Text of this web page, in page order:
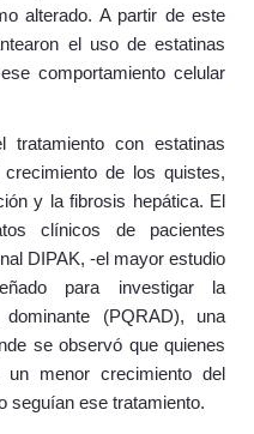
alterado. A partir de este
el uso de estatinas
comportamiento celular
tratamiento con estatinas
de los quistes,
y la fibrosis hepática. El
clínicos de pacientes
DIPAK, -el mayor estudio
para investigar la
(PQRAD), una
se observó que quienes
un menor crecimiento del
seguían ese tratamiento.